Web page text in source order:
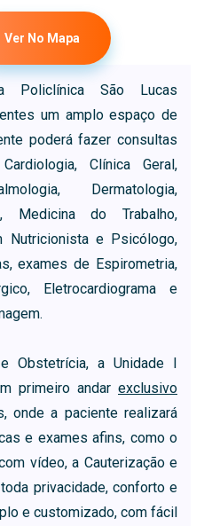
Ver No Mapa
Policlínica São Lucas
um amplo espaço de
poderá fazer consultas
Clínica Geral,
Dermatologia,
Medicina do Trabalho,
Nutricionista e Psicólogo,
exames de Espirometria,
Eletrocardiograma e
Obstetrícia, a Unidade I
primeiro andar exclusivo
onde a paciente realizará
e exames afins, como o
vídeo, a Cauterização e
privacidade, conforto e
e customizado, com fácil